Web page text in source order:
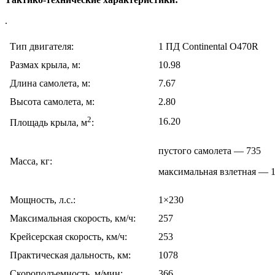
.
Тип двигателя:
1 ПД Continental O470R
Размах крыла, м:
10.98
Длина самолета, м:
7.67
Высота самолета, м:
2.80
Площадь крыла, м2: 16.20
Масса, кг:
пустого самолета — 735
максимальная взлетная —
Мощность, л.с.:
1×230
Максимальная скорость, км/ч:
257
Крейсерская скорость, км/ч:
253
Практическая дальность, км:
1078